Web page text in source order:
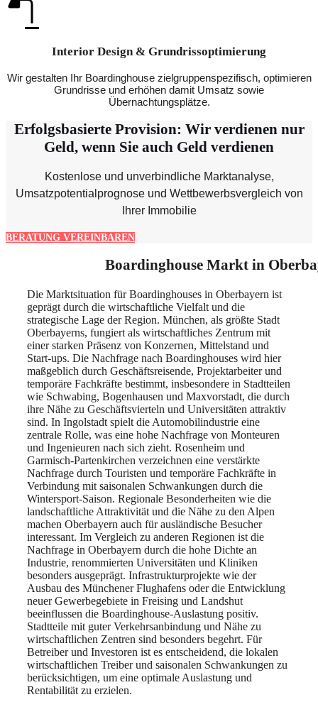
Interior Design & Grundrissoptimierung
Wir gestalten Ihr Boardinghouse zielgruppenspezifisch, optimieren
Grundrisse und erhöhen damit Umsatz sowie
Übernachtungsplätze.
Erfolgsbasierte Provision: Wir verdienen nur
Geld, wenn Sie auch Geld verdienen
Kostenlose und unverbindliche Marktanalyse,
Umsatzpotentialprognose und Wettbewerbsvergleich von
Ihrer Immobilie
BERATUNG VEREINBAREN
Boardinghouse Markt in
Die Marktsituation für Boardinghouses in Oberbayern ist
geprägt durch die wirtschaftliche Vielfalt und die
strategische Lage der Region. München, als größte Stadt
Oberbayerns, fungiert als wirtschaftliches Zentrum mit
einer starken Präsenz von Konzernen, Mittelstand und
Start-ups. Die Nachfrage nach Boardinghouses wird hier
maßgeblich durch Geschäftsreisende, Projektarbeiter und
temporäre Fachkräfte bestimmt, insbesondere in Stadtteilen
wie Schwabing, Bogenhausen und Maxvorstadt, die durch
ihre Nähe zu Geschäftsvierteln und Universitäten attraktiv
sind. In Ingolstadt spielt die Automobilindustrie eine
zentrale Rolle, was eine hohe Nachfrage von Monteuren
und Ingenieuren nach sich zieht. Rosenheim und
Garmisch-Partenkirchen verzeichnen eine verstärkte
Nachfrage durch Touristen und temporäre Fachkräfte in
Verbindung mit saisonalen Schwankungen durch die
Wintersport-Saison. Regionale Besonderheiten wie die
landschaftliche Attraktivität und die Nähe zu den Alpen
machen Oberbayern auch für ausländische Besucher
interessant. Im Vergleich zu anderen Regionen ist die
Nachfrage in Oberbayern durch die hohe Dichte an
Industrie, renommierten Universitäten und Kliniken
besonders ausgeprägt. Infrastrukturprojekte wie der
Ausbau des Münchener Flughafens oder die Entwicklung
neuer Gewerbegebiete in Freising und Landshut
beeinflussen die Boardinghouse-Auslastung positiv.
Stadtteile mit guter Verkehrsanbindung und Nähe zu
wirtschaftlichen Zentren sind besonders begehrt. Für
Betreiber und Investoren ist es entscheidend, die lokalen
wirtschaftlichen Treiber und saisonalen Schwankungen zu
berücksichtigen, um eine optimale Auslastung und
Rentabilität zu erzielen.